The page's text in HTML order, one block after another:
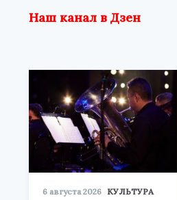
Наш канал в Дзен
6 августа 2026 КУЛЬТУРА